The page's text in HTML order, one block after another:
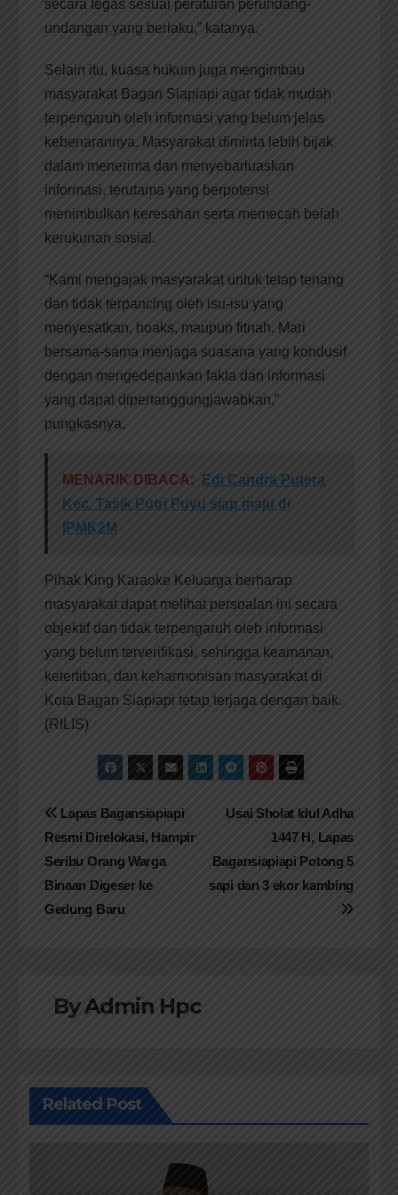
secara tegas sesuai peraturan perundang-
undangan yang berlaku,” katanya.
Selain itu, kuasa hukum juga mengimbau
masyarakat Bagan Siapiapi agar tidak mudah
terpengaruh oleh informasi yang belum jelas
kebenarannya. Masyarakat diminta lebih bijak
dalam menerima dan menyebarluaskan
informasi, terutama yang berpotensi
menimbulkan keresahan serta memecah belah
kerukunan sosial.
“Kami mengajak masyarakat untuk tetap tenang
dan tidak terpancing oleh isu-isu yang
menyesatkan, hoaks, maupun fitnah. Mari
bersama-sama menjaga suasana yang kondusif
dengan mengedepankan fakta dan informasi
yang dapat dipertanggungjawabkan,”
pungkasnya.
MENARIK DIBACA:
Edi Candra Putera
Kec. Tasik Putri Puyu siap maju di
IPMK2M
Pihak King Karaoke Keluarga berharap
masyarakat dapat melihat persoalan ini secara
objektif dan tidak terpengaruh oleh informasi
yang belum terverifikasi, sehingga keamanan,
ketertiban, dan keharmonisan masyarakat di
Kota Bagan Siapiapi tetap terjaga dengan baik.
(RILIS)
Navigasi
pos
Usai Sholat Idul Adha
1447 H, Lapas
Bagansiapiapi Potong 5
sapi dan 3 ekor kambing
Lapas Bagansiapiapi
Resmi Direlokasi, Hampir
Seribu Orang Warga
Binaan Digeser ke
Gedung Baru
ByAdmin Hpc
Related Post